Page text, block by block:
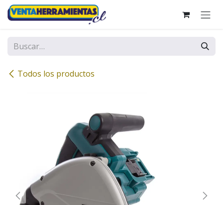
Ir al contenido
Todos los productos